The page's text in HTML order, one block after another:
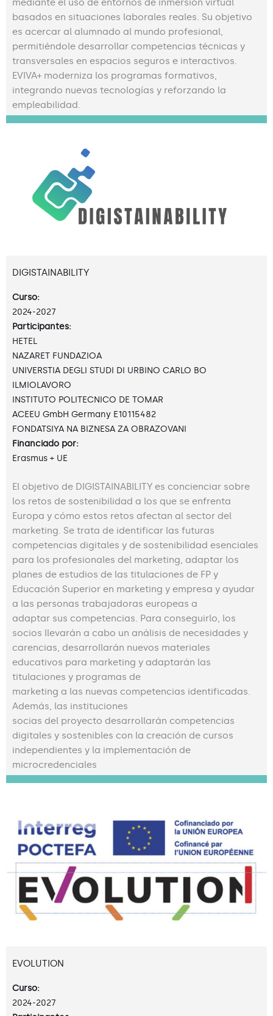
mediante el uso de entornos de inmersión virtual
basados en situaciones laborales reales. Su objetivo
es acercar al alumnado al mundo profesional,
permitiéndole desarrollar competencias técnicas y
transversales en espacios seguros e interactivos.
EVIVA+ moderniza los programas formativos,
integrando nuevas tecnologías y reforzando la
empleabilidad.
DIGISTAINABILITY
Curso:
2024-2027
Participantes:
HETEL
NAZARET FUNDAZIOA
UNIVERSTIA DEGLI STUDI DI URBINO CARLO BO
ILMIOLAVORO
INSTITUTO POLITECNICO DE TOMAR
ACEEU GmbH Germany E10115482
FONDATSIYA NA BIZNESA ZA OBRAZOVANI
Financiado por:
Erasmus + UE
El objetivo de DIGISTAINABILITY es concienciar sobre
los retos de sostenibilidad a los que se enfrenta
Europa y cómo estos retos afectan al sector del
marketing. Se trata de identificar las futuras
competencias digitales y de sostenibilidad esenciales
para los profesionales del marketing, adaptar los
planes de estudios de las titulaciones de FP y
Educación Superior en marketing y empresa y ayudar
a las personas trabajadoras europeas a
adaptar sus competencias. Para conseguirlo, los
socios llevarán a cabo un análisis de necesidades y
carencias, desarrollarán nuevos materiales
educativos para marketing y adaptarán las
titulaciones y programas de
marketing a las nuevas competencias identificadas.
Además, las instituciones
socias del proyecto desarrollarán competencias
digitales y sostenibles con la creación de cursos
independientes y la implementación de
microcredenciales
EVOLUTION
Curso:
2024-2027